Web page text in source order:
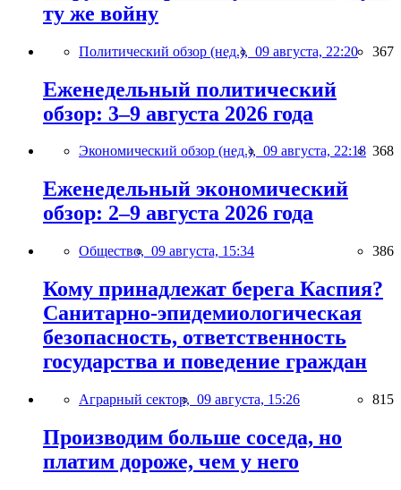
ту же войну
Политический обзор (нед.), 09 августа, 22:20 367
Еженедельный политический
обзор: 3–9 августа 2026 года
Экономический обзор (нед.), 09 августа, 22:18 368
Еженедельный экономический
обзор: 2–9 августа 2026 года
Общество, 09 августа, 15:34 386
Кому принадлежат берега Каспия?
Санитарно-эпидемиологическая
безопасность, ответственность
государства и поведение граждан
Аграрный сектор, 09 августа, 15:26 815
Производим больше соседа, но
платим дороже, чем у него